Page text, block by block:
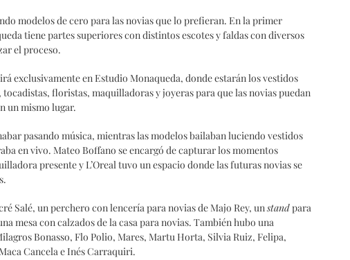
modelos de cero para las novias que lo prefieran. En la primer
tiene partes superiores con distintos escotes y faldas con diversos
el proceso.
exclusivamente en Estudio Monaqueda, donde estarán los vestidos
tocadistas, floristas, maquilladoras y joyeras para que las novias puedan
un mismo lugar.
pasando música, mientras las modelos bailaban luciendo vestidos
en vivo. Mateo Boffano se encargó de capturar los momentos
presente y L’Oreal tuvo un espacio donde las futuras novias se
Salé, un perchero con lencería para novias de Majo Rey, unstandpara
mesa con calzados de la casa para novias. También hubo una
Bonasso, Flo Polio, Mares, Martu Horta, Silvia Ruiz, Felipa,
Cancela e Inés Carraquiri.